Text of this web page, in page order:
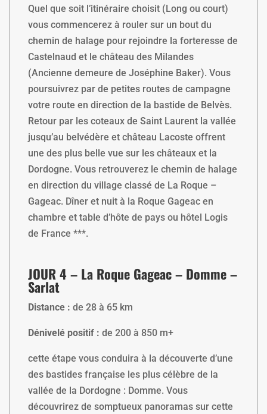
Quel que soit l’itinéraire choisit (Long ou court)
vous commencerez à rouler sur un bout du
chemin de halage pour rejoindre la forteresse de
Castelnaud et le château des Milandes
(Ancienne demeure de Joséphine Baker). Vous
poursuivrez par de petites routes de campagne
votre route en direction de la bastide de Belvès.
Retour par les coteaux de Saint Laurent la vallée
jusqu’au belvédère et château Lacoste offrent
une des plus belle vue sur les châteaux et la
Dordogne. Vous retrouverez le chemin de halage
en direction du village classé de La Roque –
Gageac. Dîner et nuit à la Roque Gageac en
chambre et table d’hôte de pays ou hôtel Logis
de France ***.
JOUR 4 – La Roque Gageac – Domme –
Sarlat
Distance : de 28 à 65 km
Dénivelé positif : de 200 à 850 m+
cette étape vous conduira à la découverte d’une
des bastides française les plus célèbre de la
vallée de la Dordogne : Domme. Vous
découvrirez de somptueux panoramas sur cette